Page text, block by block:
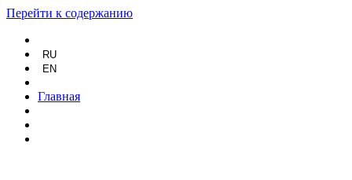
Перейти к содержанию
RU
EN
Главная